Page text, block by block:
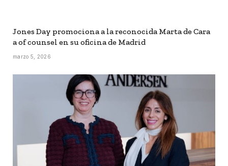
Jones Day promociona a la reconocida Marta de Cara
a of counsel en su oficina de Madrid
marzo 5, 2026